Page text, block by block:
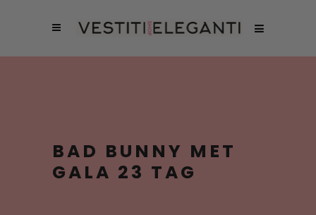
BAD BUNNY MET
GALA 23 TAG